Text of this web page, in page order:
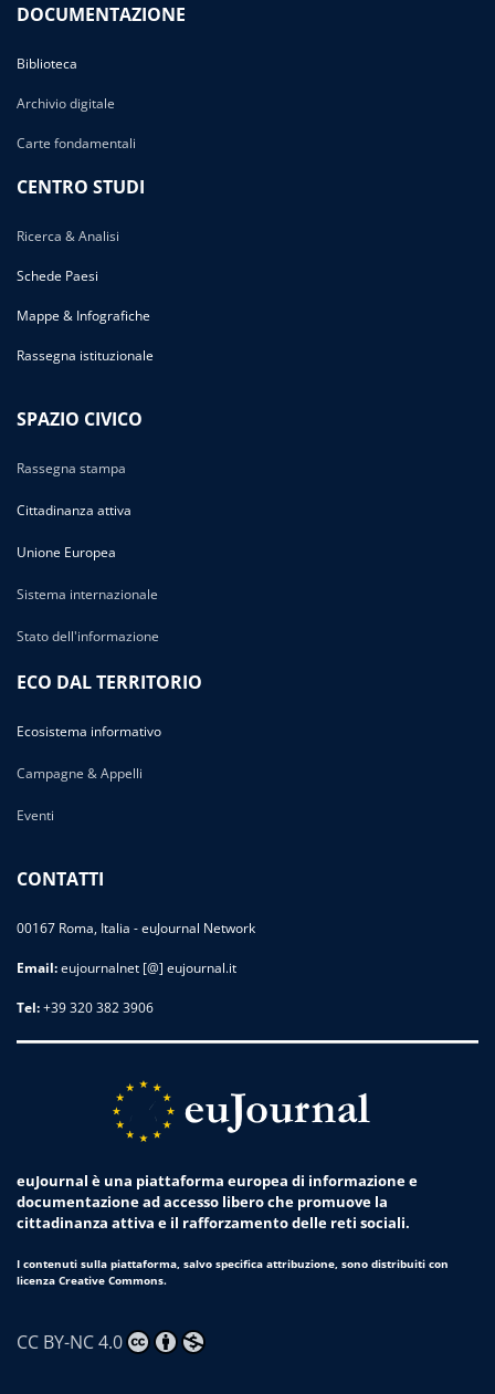
DOCUMENTAZIONE
Biblioteca
Archivio digitale
Carte fondamentali
CENTRO STUDI
Ricerca & Analisi
Schede Paesi
Mappe & Infografiche
Rassegna istituzionale
SPAZIO CIVICO
Rassegna stampa
Cittadinanza attiva
Unione Europea
Sistema internazionale
Stato dell'informazione
ECO DAL TERRITORIO
Ecosistema informativo
Campagne & Appelli
Eventi
CONTATTI
00167 Roma, Italia - euJournal Network
Email:eujournalnet [@] eujournal.it
Tel:+39 320 382 3906
euJournal è una piattaforma europea di informazione e
documentazione ad accesso libero che promuove la
cittadinanza attiva e il rafforzamento delle reti sociali.
I contenuti sulla piattaforma, salvo specifica attribuzione, sono distribuiti con
licenza Creative Commons.
CC BY-NC 4.0